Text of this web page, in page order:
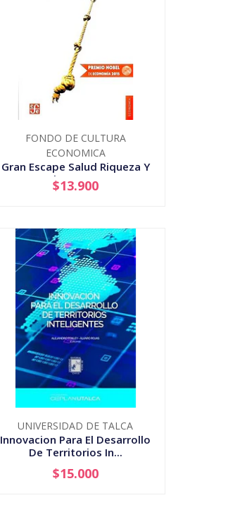
FONDO DE CULTURA
ECONOMICA
Gran Escape Salud Riqueza Y
Los Origenes De La ...
+
$13.900
UNIVERSIDAD DE TALCA
Innovacion Para El Desarrollo
De Territorios In...
+
$15.000